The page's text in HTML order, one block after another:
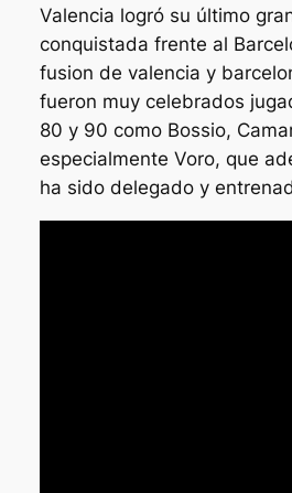
Valencia logró su último
conquistada frente al
fusion de valencia y
fueron muy celebrados
80 y 90 como Bossio,
especialmente Voro, que
ha sido delegado y